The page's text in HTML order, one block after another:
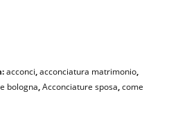
acconci,acconciatura matrimonio,
bologna,Acconciature sposa,come